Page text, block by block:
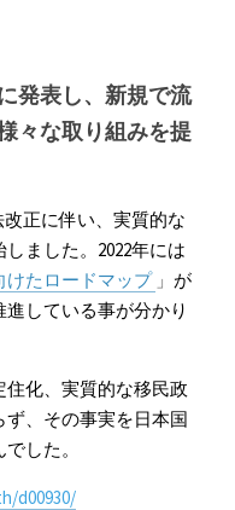
発表し、新規で流
々な取り組みを提
正に伴い、実質的な
ました。2022年には
けたロードマップ 」 が
している事が分かり
住化、実質的な移民政
、その事実を日本国
した。
d00930/